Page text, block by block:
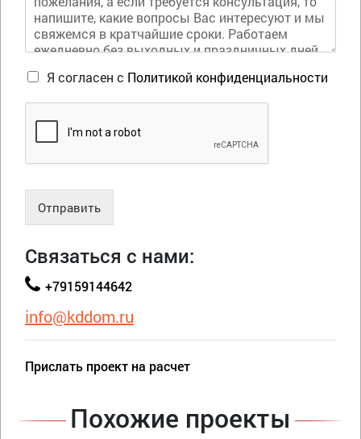
Я согласен с Политикой конфиденциальности
Отправить
Связаться с нами:
+79159144642
info@kddom.ru
Прислать проект на расчет
Похожие проекты